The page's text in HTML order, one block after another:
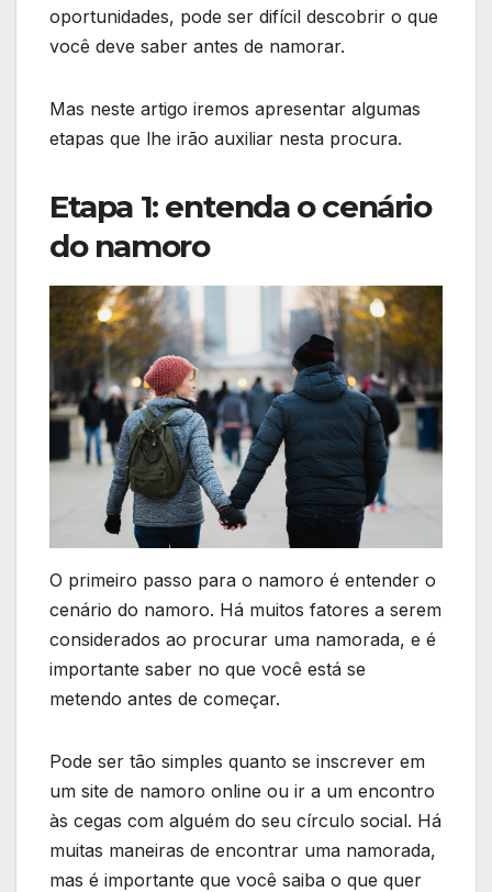
oportunidades, pode ser difícil descobrir o que
você deve saber antes de namorar.
Mas neste artigo iremos apresentar algumas
etapas que lhe irão auxiliar nesta procura.
Etapa 1: entenda o cenário
do namoro
O primeiro passo para o namoro é entender o
cenário do namoro. Há muitos fatores a serem
considerados ao procurar uma namorada, e é
importante saber no que você está se
metendo antes de começar.
Pode ser tão simples quanto se inscrever em
um site de namoro online ou ir a um encontro
às cegas com alguém do seu círculo social. Há
muitas maneiras de encontrar uma namorada,
mas é importante que você saiba o que quer